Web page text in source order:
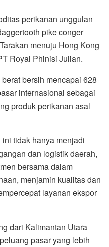
perikanan unggulan
pike conger
menuju Hong Kong
Royal Phinisi Julian.
bersih mencapai 628
internasional sebagai
produk perikanan asal
tidak hanya menjadi
dan logistik daerah,
bersama dalam
menjamin kualitas dan
layanan ekspor
dari Kalimantan Utara
pasar yang lebih